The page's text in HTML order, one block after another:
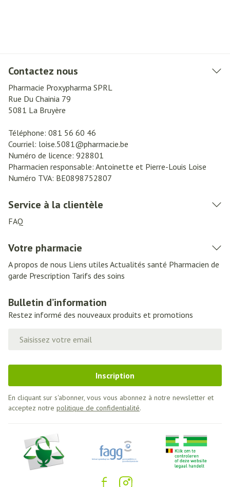
Contactez nous
Pharmacie Proxypharma SPRL
Rue Du Chainia 79
5081 La Bruyère
Téléphone: 081 56 60 46
Courriel: loise.5081@pharmacie.be
Numéro de licence: 928801
Pharmacien responsable: Antoinette et Pierre-Louis Loise
Numéro TVA: BE0898752807
Service à la clientèle
FAQ
Votre pharmacie
A propos de nous Liens utiles Actualités santé Pharmacien de
garde Prescription Tarifs des soins
Bulletin d’information
Restez informé des nouveaux produits et promotions
Inscription
En cliquant sur s'abonner, vous vous abonnez à notre newsletter et
acceptez notre politique de confidentialité.